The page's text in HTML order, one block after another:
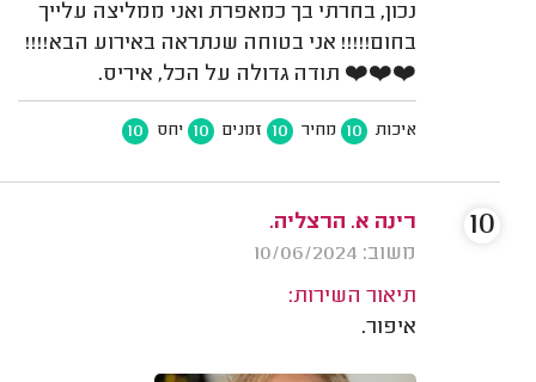
נכון, בחרתי בך כמאפרת ואני ממליצה עלייך
בחום!!!!! אני בטוחה שנתראה באירוע הבא!!!!
❤️❤️❤️ תודה גדולה על הכל, איריס.
איכות 10 מחיר 10 זמנים 10 יחס 10
רינה א. הרצליה.
משוב: 10/06/2024
תיאור השירות:
איפור.
10